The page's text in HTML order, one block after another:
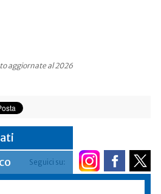
aggiornate al 2026
Seguici su: